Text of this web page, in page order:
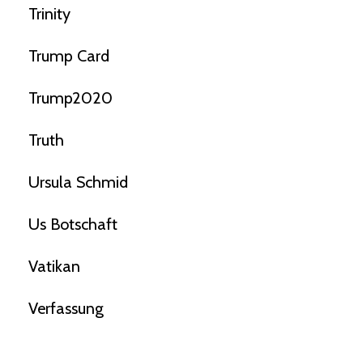
Trinity
Trump Card
Trump2020
Truth
Ursula Schmid
Us Botschaft
Vatikan
Verfassung